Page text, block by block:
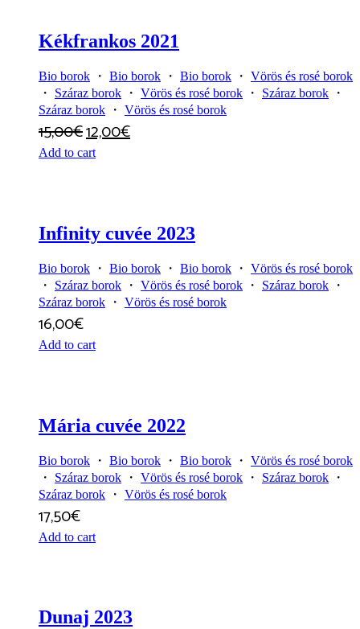
Kékfrankos 2021
Bio borok ・ Bio borok ・ Bio borok ・ Vörös és rosé borok
・ Száraz borok ・ Vörös és rosé borok ・ Száraz borok ・
Száraz borok ・ Vörös és rosé borok
15,00€12,00€
Add to cart
Infinity cuvée 2023
Bio borok ・ Bio borok ・ Bio borok ・ Vörös és rosé borok
・ Száraz borok ・ Vörös és rosé borok ・ Száraz borok ・
Száraz borok ・ Vörös és rosé borok
16,00€
Add to cart
Mária cuvée 2022
Bio borok ・ Bio borok ・ Bio borok ・ Vörös és rosé borok
・ Száraz borok ・ Vörös és rosé borok ・ Száraz borok ・
Száraz borok ・ Vörös és rosé borok
17,50€
Add to cart
Dunaj 2023